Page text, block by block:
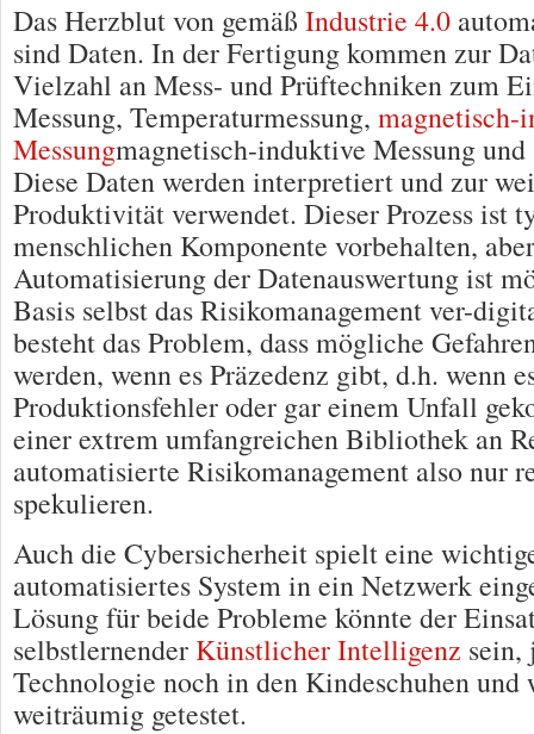
Das Herzblut von gemäßIndustrie 4.0
sind Daten. In der Fertigung kommen zur
Vielzahl an Mess- und Prüftechniken zum
Messung, Temperaturmessung, magnetisch-
Messungmagnetisch-induktive Messung
Diese Daten werden interpretiert und zur
Produktivität verwendet. Dieser Prozess ist
menschlichen Komponente vorbehalten,
Automatisierung der Datenauswertung ist
Basis selbst das Risikomanagement ver-
besteht das Problem, dass mögliche
werden, wenn es Präzedenz gibt, d.h. wenn
Produktionsfehler oder gar einem Unfall
einer extrem umfangreichen Bibliothek an
automatisierte Risikomanagement also nur
spekulieren.
Auch die Cybersicherheit spielt eine
automatisiertes System in ein Netzwerk
Lösung für beide Probleme könnte der
selbstlernender Künstlicher Intelligenz sein,
Technologie noch in den Kindeschuhen
weiträumig getestet.